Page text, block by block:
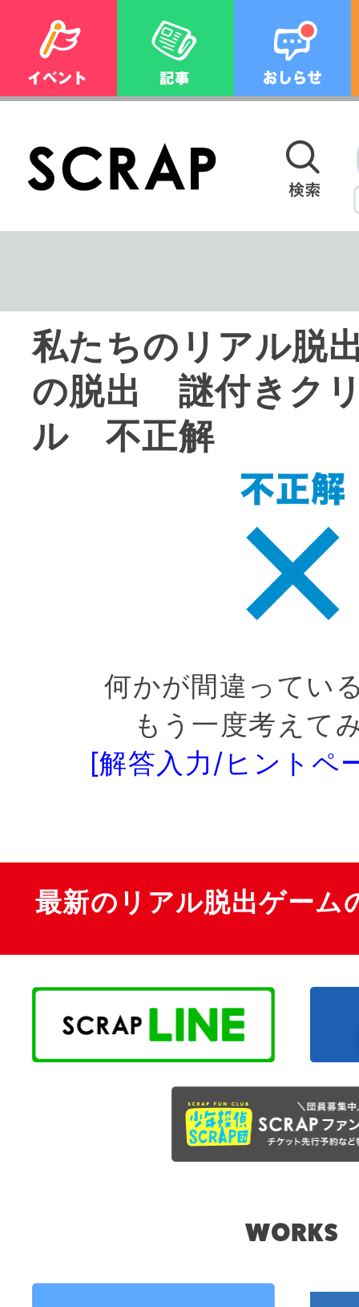
私たちのリアル脱
の脱出 謎付きク
ル 不正解
何かが間違ってい
もう一度考えて
[解答入力/ヒントペ
最新のリアル脱出ゲーム